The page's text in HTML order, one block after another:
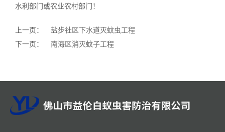
水利部门或农业农村部门！
上一页：
盐步社区下水道灭蚊虫工程
下一页：
南海区消灭蚊子工程